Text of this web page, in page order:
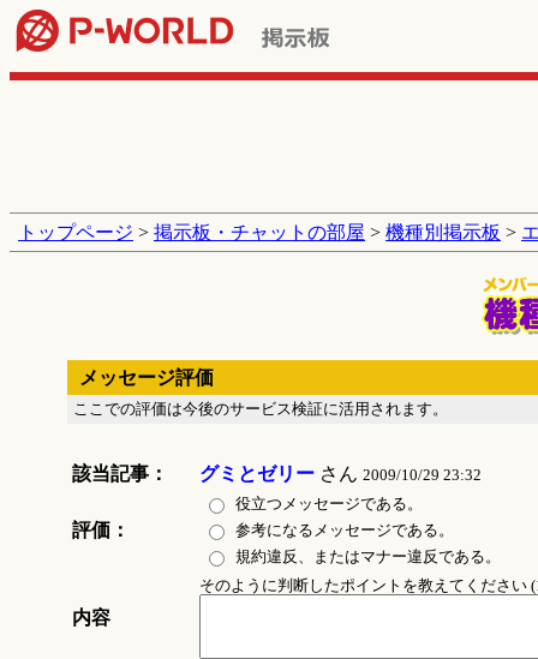
トップページ > 掲示板・チャットの部屋 > 機種別掲示板 >
メッセージ評価
ここでの評価は今後のサービス検証に活用されます。
該当記事： グミとゼリーさん 2009/10/29 23:32
評価：
役立つメッセージである。
参考になるメッセージである。
規約違反、またはマナー違反である。
内容
そのように判断したポイントを教えてください